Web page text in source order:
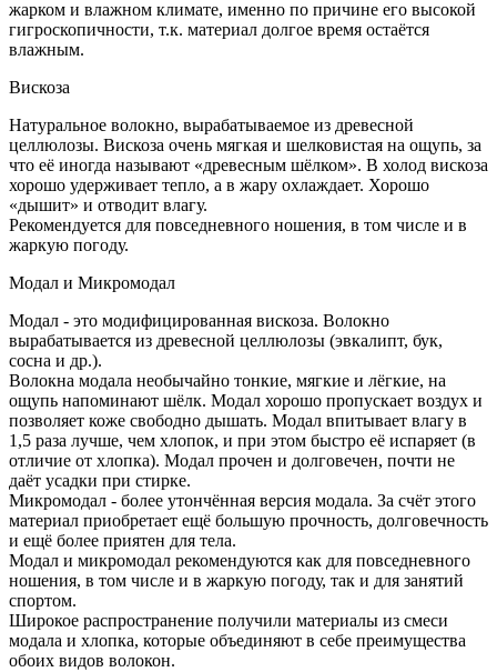
жарком и влажном климате, именно по причине его высокой
гигроскопичности, т.к. материал долгое время остаётся
влажным.
Вискоза
Натуральное волокно, вырабатываемое из древесной
целлюлозы. Вискоза очень мягкая и шелковистая на ощупь, за
что её иногда называют «древесным шёлком». В холод вискоза
хорошо удерживает тепло, а в жару охлаждает. Хорошо
«дышит» и отводит влагу.
Рекомендуется для повседневного ношения, в том числе и в
жаркую погоду.
Модал и Микромодал
Модал - это модифицированная вискоза. Волокно
вырабатывается из древесной целлюлозы (эвкалипт, бук,
сосна и др.).
Волокна модала необычайно тонкие, мягкие и лёгкие, на
ощупь напоминают шёлк. Модал хорошо пропускает воздух и
позволяет коже свободно дышать. Модал впитывает влагу в
1,5 раза лучше, чем хлопок, и при этом быстро её испаряет (в
отличие от хлопка). Модал прочен и долговечен, почти не
даёт усадки при стирке.
Микромодал - более утончённая версия модала. За счёт этого
материал приобретает ещё большую прочность, долговечность
и ещё более приятен для тела.
Модал и микромодал рекомендуются как для повседневного
ношения, в том числе и в жаркую погоду, так и для занятий
спортом.
Широкое распространение получили материалы из смеси
модала и хлопка, которые объединяют в себе преимущества
обоих видов волокон.